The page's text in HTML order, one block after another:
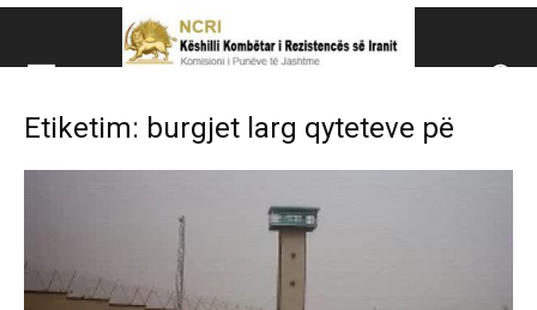
Këshillit Kombëtar të
Këshillit Kombëtar të Rezistencës së Iranit (NCRI)
Etiketim: burgjet larg qyteteve pë